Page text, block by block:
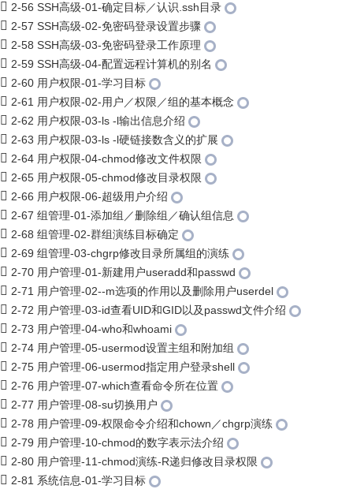
2-56 SSH高级-01-确定目标／认识.ssh目录
2-57 SSH高级-02-免密码登录设置步骤
2-58 SSH高级-03-免密码登录工作原理
2-59 SSH高级-04-配置远程计算机的别名
2-60 用户权限-01-学习目标
2-61 用户权限-02-用户／权限／组的基本概念
2-62 用户权限-03-ls -l输出信息介绍
2-63 用户权限-03-ls -l硬链接数含义的扩展
2-64 用户权限-04-chmod修改文件权限
2-65 用户权限-05-chmod修改目录权限
2-66 用户权限-06-超级用户介绍
2-67 组管理-01-添加组／删除组／确认组信息
2-68 组管理-02-群组演练目标确定
2-69 组管理-03-chgrp修改目录所属组的演练
2-70 用户管理-01-新建用户useradd和passwd
2-71 用户管理-02--m选项的作用以及删除用户userdel
2-72 用户管理-03-id查看UID和GID以及passwd文件介绍
2-73 用户管理-04-who和whoami
2-74 用户管理-05-usermod设置主组和附加组
2-75 用户管理-06-usermod指定用户登录shell
2-76 用户管理-07-which查看命令所在位置
2-77 用户管理-08-su切换用户
2-78 用户管理-09-权限命令介绍和chown／chgrp演练
2-79 用户管理-10-chmod的数字表示法介绍
2-80 用户管理-11-chmod演练-R递归修改目录权限
2-81 系统信息-01-学习目标